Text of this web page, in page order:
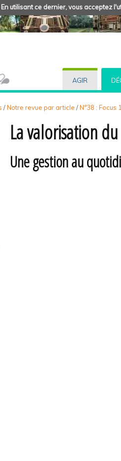
utilisant ce dernier, vous acceptez
AGIR
/Notre revue par article /N°38 : Focus
La valorisation
Une gestion au